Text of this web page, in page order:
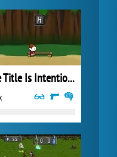
The Title Is Intentionally Left Blank